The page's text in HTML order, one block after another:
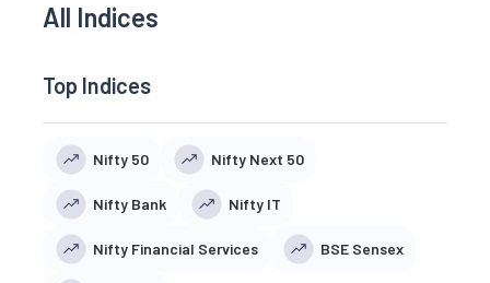
All Indices
Top Indices
Nifty 50 Nifty Next 50
Nifty Bank Nifty IT
Nifty Financial Services BSE Sensex